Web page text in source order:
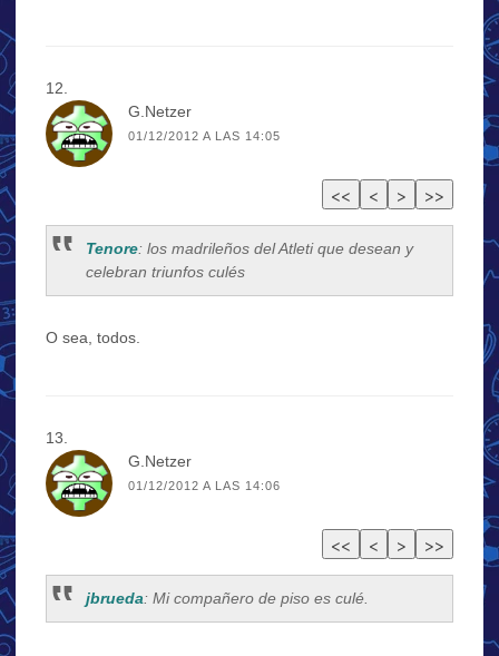
G.Netzer
01/12/2012 A LAS 14:05
Tenore: los madrileños del Atleti que desean y
celebran triunfos culés
O sea, todos.
G.Netzer
01/12/2012 A LAS 14:06
jbrueda: Mi compañero de piso es culé.